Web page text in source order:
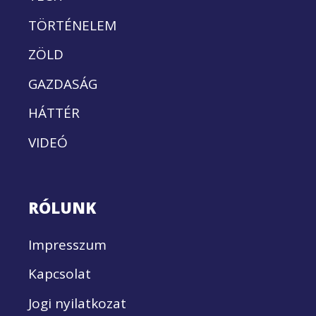
TÖRTÉNELEM
ZÖLD
GAZDASÁG
HÁTTÉR
VIDEÓ
RÓLUNK
Impresszum
Kapcsolat
Jogi nyilatkozat